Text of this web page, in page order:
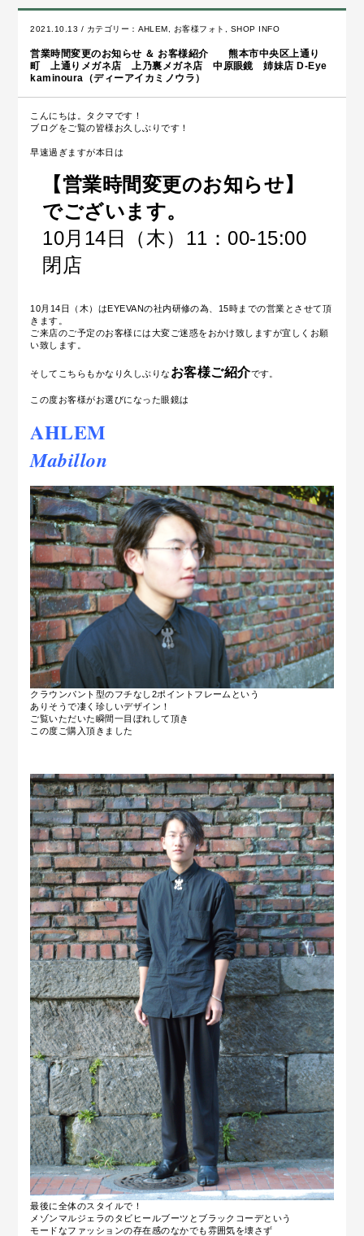
2021.10.13 / カテゴリー： AHLEM お客様フォト SHOP INFO
営業時間変更のお知らせ ＆ お客様紹介 熊本市中央区上通り
町 上通りメガネ店 上乃裏メガネ店 中原眼鏡 姉妹店 D-Eye
kaminoura（ディーアイカミノウラ）
こんにちは。タクマです！
ブログをご覧の皆様お久しぶりです！
早速過ぎますが本日は
【営業時間変更のお知らせ】
でございます。
10月14日（木）11：00-15:00
閉店
10月14日（木）はEYEVANの社内研修の為、15時までの営業とさせて頂
きます。
ご来店のご予定のお客様には大変ご迷惑をおかけ致しますが宜しくお願
い致します。
そしてこちらもかなり久しぶりな お客様ご紹介です。
この度お客様がお選びになった眼鏡は
AHLEM
Mabillon
クラウンパント型のフチなし2ポイントフレームという
ありそうで凄く珍しいデザイン！
ご覧いただいた瞬間一目ぼれして頂き
この度ご購入頂きました
最後に全体のスタイルで！
メゾンマルジェラのタビヒールブーツとブラックコーデという
モードなファッションの存在感のなかでも雰囲気を壊さず